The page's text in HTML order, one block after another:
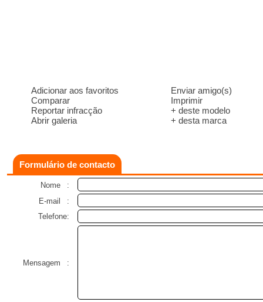
Adicionar aos favoritos
Comparar
Reportar infracção
Abrir galeria
Enviar amigo(s)
Imprimir
+ deste modelo
+ desta marca
Formulário de contacto
Nome
:
E-mail
:
Telefone:
Mensagem :